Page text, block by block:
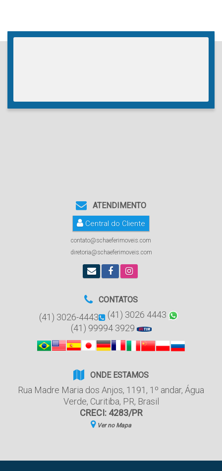
ATENDIMENTO
Central do Cliente
contato@schaeferimoveis.com
diretoria@schaeferimoveis.com
CONTATOS
(41) 3026-4443
(41) 3026 4443
(41) 99994 3929
ONDE ESTAMOS
Rua Madre Maria dos Anjos, 1191 , 1º andar, Água
Verde, Curitiba, PR, Brasil
CRECI: 4283/PR
Ver no Mapa